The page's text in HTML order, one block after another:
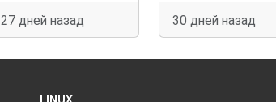
27 дней назад 30 дней назад